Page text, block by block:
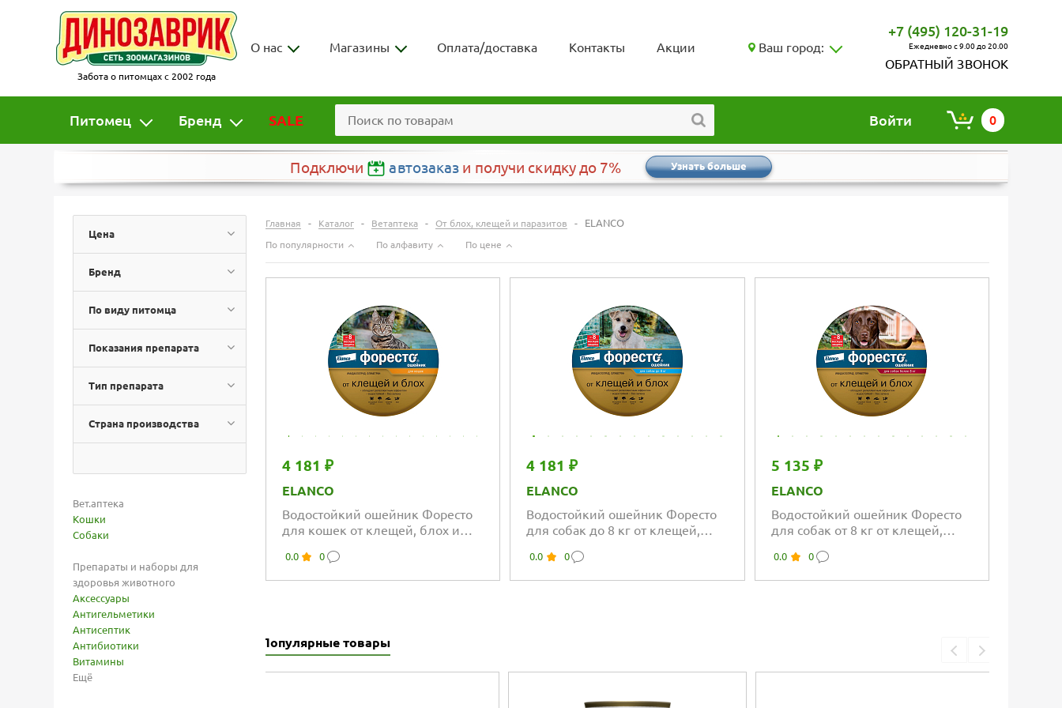
Забота о питомцах с 2002 года
О нас Магазины Оплата/доставка Контакты Акции Ваш город:
+7 (495) 120-31-19
Ежедневно с 9.00 до 20.00
ОБРАТНЫЙ ЗВОНОК
Питомец Бренд SALE Войти 0
Подключи автозаказ и получи скидку до 7% Узнать больше
Цена
Бренд
По виду питомца
Показания препарата
Тип препарата
Страна производства
Вет.аптека
Кошки
Собаки
Препараты и наборы для
здоровья животного
Аксессуары
Антигельметики
Антисептик
Антибиотики
Витамины
Ещё
Главная - Каталог - Ветаптека - От блох, клещей и паразитов - ELANCO
По популярности По алфавиту По цене
4 181 ₽
ELANCO
Водостойкий ошейник Форесто
для кошек от клещей, блох и
0.0 0
4 181 ₽
ELANCO
Водостойкий ошейник Форесто
для собак до 8 кг от клещей,
0.0 0
5 135 ₽
ELANCO
Водостойкий ошейник Форесто
для собак от 8 кг от клещей,
0.0 0
Популярные товары